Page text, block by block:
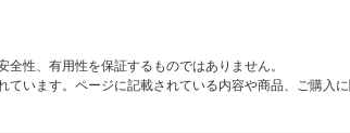
性、有用性を保証するものではありません。
います。ページに記載されている内容や商品、ご購入